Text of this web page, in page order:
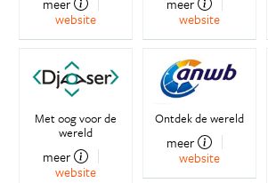
website
website
Met oog voor de
wereld
meer
website
Ontdek de wereld
meer
website